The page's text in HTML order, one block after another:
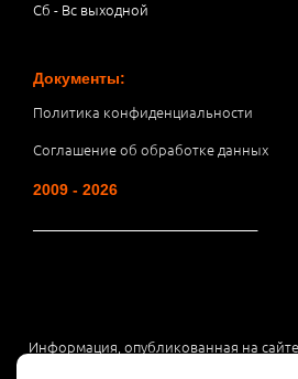
Сб - Вс выходной
Документы:
Политика конфиденциальности
Соглашение об обработке данных
2009 - 2026
Информация, опубликованная на
офертой или рекламой, а носит